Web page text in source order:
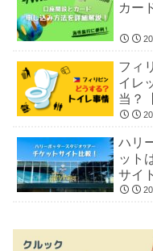
カー
フィ
イレ
当？
ハリ
ット
サイ